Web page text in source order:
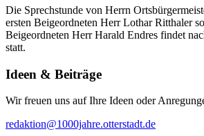
Die Sprechstunde von Herrn
ersten Beigeordneten Herr Lothar Ritthaler
Beigeordneten Herr Harald Endres findet
statt.
Ideen & Beiträge
Wir freuen uns auf Ihre Ideen oder
redaktion@1000jahre.otterstadt.de